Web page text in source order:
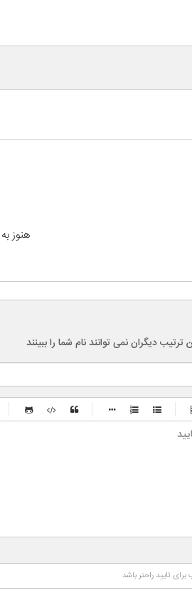
هنوز
دیگران نمی توانند نام شما را ببینند
-
-
-
-
-
-
-
-
-
-
-
-
-
تایید راحتر باشد